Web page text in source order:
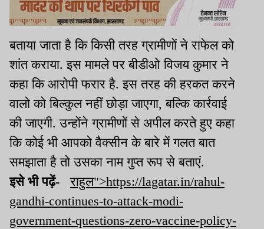
बताया जाता है कि किसी तरह ग्रामीणों ने राफेल को
शांत कराया. इस मामले पर बीडीओ विजय कुमार ने
कहा कि आरोपी फरार है. इस तरह की हरकत करने
वालो को बिल्कुल नहीं छोड़ा जाएगा, बल्कि कार्रवाई
की जाएगी. उन्होंने ग्रामीणों से अपील करते हुए कहा
कि कोई भी आपको वैक्सीन के बारे में गलत बात
समझाता है तो उसका नाम गुप्त रूप से बताएं.
इसे भी पढ़ें-
राहुल">https://lagatar.in/rahul-
gandhi-continues-to-attack-modi-
government-questions-zero-vaccine-policy-